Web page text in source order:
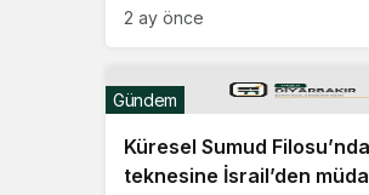
kaynağı halkın iradesidir
2 ay önce
Küresel Sumud
teknesine İsrail’den
Gündem